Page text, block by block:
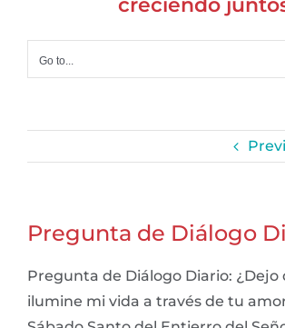
creciendo
Go to...
Pregunta de Diálogo
Pregunta de Diálogo Diario: ¿Dejo
ilumine mi vida a través de tu